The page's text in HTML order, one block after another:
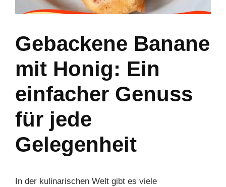
Gebackene Banane
mit Honig: Ein
einfacher Genuss
für jede
Gelegenheit
In der kulinarischen Welt gibt es viele